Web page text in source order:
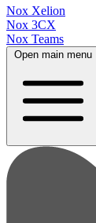
Nox Xelion
Nox 3CX
Nox Teams
Open main menu